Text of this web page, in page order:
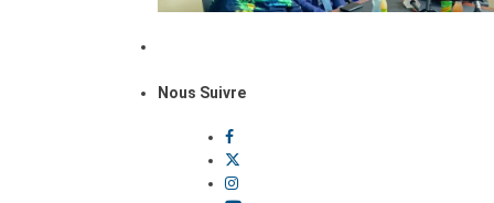
Nous Suivre